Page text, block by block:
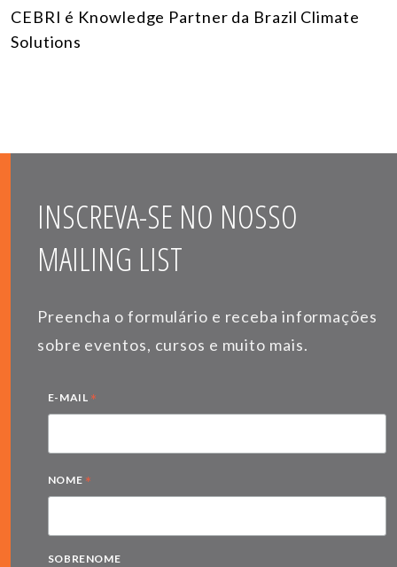
CEBRI é Knowledge Partner da Brazil Climate
Solutions
INSCREVA-SE NO NOSSO
MAILING LIST
Preencha o formulário e receba informações
sobre eventos, cursos e muito mais.
E-MAIL *
NOME *
SOBRENOME